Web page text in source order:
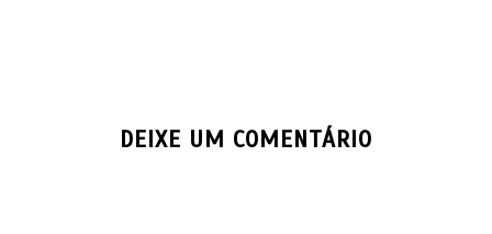
DEIXE UM COMENTÁRIO